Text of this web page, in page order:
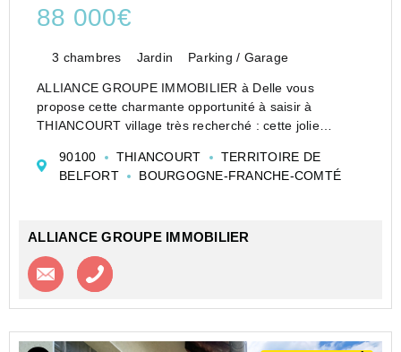
88 000€
3 chambres Jardin Parking / Garage
ALLIANCE GROUPE IMMOBILIER à Delle vous
propose cette charmante opportunité à saisir à
THIANCOURT village très recherché : cette jolie
pleine de potentiel !
Points forts :
90100 THIANCOURT
TERRITOIRE DE
BELFORT
BOURGOGNE-FRANCHE-COMTÉ
ALLIANCE GROUPE IMMOBILIER
Contacter l'agence